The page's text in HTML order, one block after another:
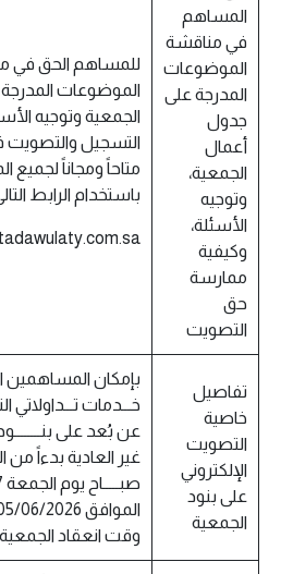
المساهم
في مناقشة
الموضوعات
المدرجة على
جدول
أعمال
الجمعية،
وتوجيه
الأسئلة،
وكيفية
ممارسة
حق
التصويت
للمساهم الحق في
الموضوعات
الجمعية وتوجيه
التسجيل والتصويت
متاحاً ومجاناً لجميع
باستخدام الرابط
تفاصيل
خاصية
التصويت
الإلكتروني
على بنود
الجمعية
بإمكان
خـــدمات تـــداولاتي
عن بُعد على
وقت انعقاد